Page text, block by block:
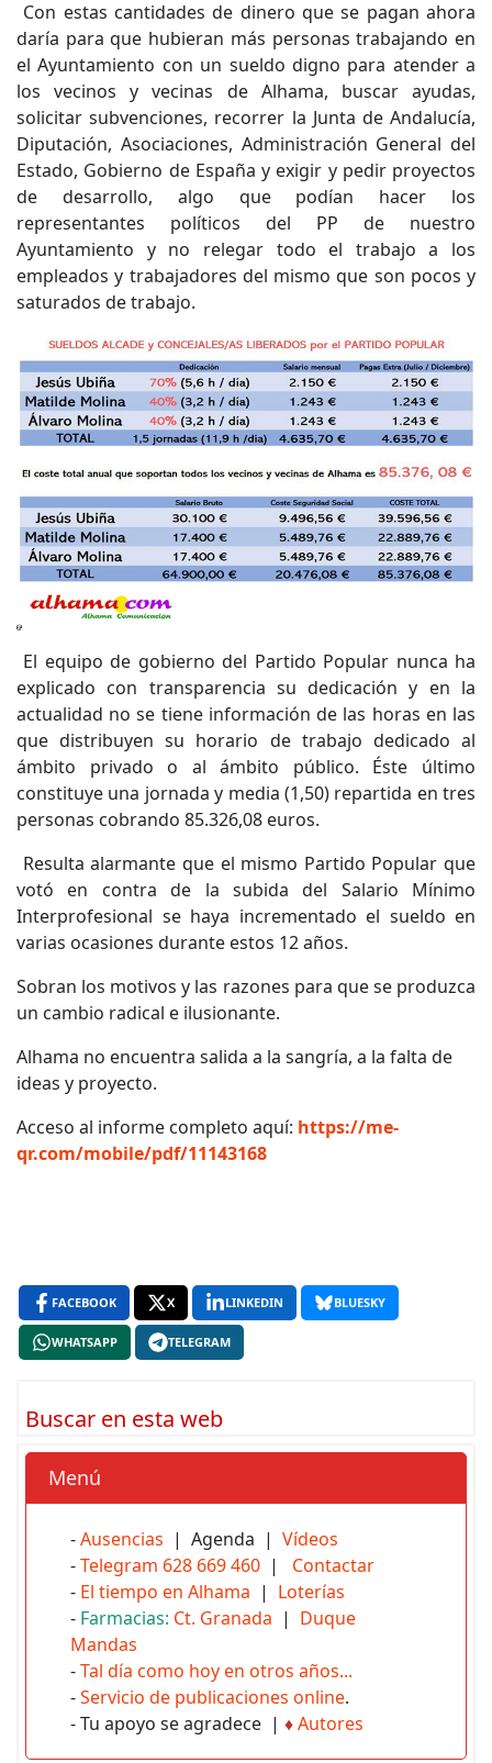
Con estas cantidades de dinero que se pagan ahora
daría para que hubieran más personas trabajando en
el Ayuntamiento con un sueldo digno para atender a
los vecinos y vecinas de Alhama, buscar ayudas,
solicitar subvenciones, recorrer la Junta de Andalucía,
Diputación, Asociaciones, Administración General del
Estado, Gobierno de España y exigir y pedir proyectos
de desarrollo, algo que podían hacer los
representantes políticos del PP de nuestro
Ayuntamiento y no relegar todo el trabajo a los
empleados y trabajadores del mismo que son pocos y
saturados de trabajo.
El equipo de gobierno del Partido Popular nunca ha
explicado con transparencia su dedicación y en la
actualidad no se tiene información de las horas en las
que distribuyen su horario de trabajo dedicado al
ámbito privado o al ámbito público. Éste último
constituye una jornada y media (1,50) repartida en tres
personas cobrando 85.326,08 euros.
Resulta alarmante que el mismo Partido Popular que
votó en contra de la subida del Salario Mínimo
Interprofesional se haya incrementado el sueldo en
varias ocasiones durante estos 12 años.
Sobran los motivos y las razones para que se produzca
un cambio radical e ilusionante.
Alhama no encuentra salida a la sangría, a la falta de
ideas y proyecto.
Acceso al informe completo aquí: https://me-
qr.com/mobile/pdf/11143168
FACEBOOK X LINKEDIN BLUESKY
WHATSAPP TELEGRAM
Buscar en esta web
Menú
-Ausencias | Agenda | Vídeos
-Telegram 628 669 460 | Contactar
- El tiempo en Alhama | Loterías
- Farmacias: Ct. Granada | Duque
Mandas
-Tal día como hoy en otros años...
-Servicio de publicaciones online.
- Tu apoyo se agradece | ♦Autores